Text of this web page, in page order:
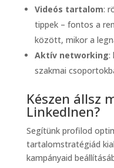
Videós tartalom:
tippek – fontos a
között, mikor a
Aktív networking:
szakmai
Készen állsz
LinkedInen?
Segítünk profilod
tartalomstratégiád
kampányaid